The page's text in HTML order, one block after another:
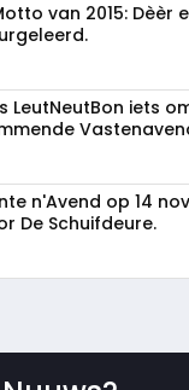
van 2015: Dèèr
LeutNeutBon iets
n'Avend op 14
De Schuifdeure.